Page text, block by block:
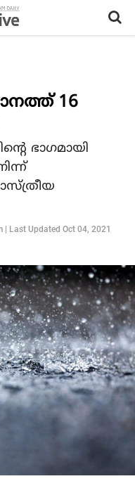
16
ഭാഗമായി
| Last Updated Oct 04, 2021